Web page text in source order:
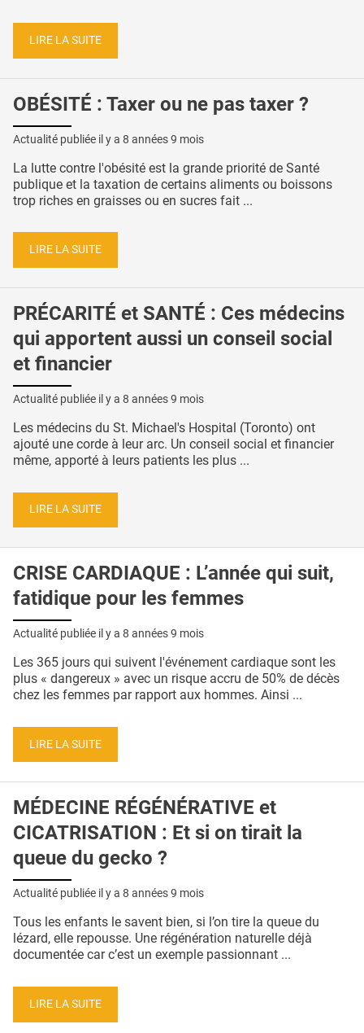
LIRE LA SUITE
OBÉSITÉ : Taxer ou ne pas taxer ?
Actualité publiée il y a 8 années 9 mois
La lutte contre l'obésité est la grande priorité de Santé
publique et la taxation de certains aliments ou boissons
trop riches en graisses ou en sucres fait ...
LIRE LA SUITE
PRÉCARITÉ et SANTÉ : Ces médecins
qui apportent aussi un conseil social
et financier
Actualité publiée il y a 8 années 9 mois
Les médecins du St. Michael's Hospital (Toronto) ont
ajouté une corde à leur arc. Un conseil social et financier
même, apporté à leurs patients les plus ...
LIRE LA SUITE
CRISE CARDIAQUE : L’année qui suit,
fatidique pour les femmes
Actualité publiée il y a 8 années 9 mois
Les 365 jours qui suivent l'événement cardiaque sont les
plus « dangereux » avec un risque accru de 50% de décès
chez les femmes par rapport aux hommes. Ainsi ...
LIRE LA SUITE
MÉDECINE RÉGÉNÉRATIVE et
CICATRISATION : Et si on tirait la
queue du gecko ?
Actualité publiée il y a 8 années 9 mois
Tous les enfants le savent bien, si l’on tire la queue du
lézard, elle repousse. Une régénération naturelle déjà
documentée car c’est un exemple passionnant ...
LIRE LA SUITE